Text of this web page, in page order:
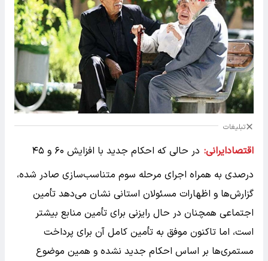
تبلیغات
اقتصادایرانی:
در حالی که احکام جدید با افزایش ۶۰ و ۴۵
درصدی به همراه اجرای مرحله سوم متناسب‌سازی صادر شده،
گزارش‌ها و اظهارات مسئولان استانی نشان می‌دهد تأمین
اجتماعی همچنان در حال رایزنی برای تأمین منابع بیشتر
است، اما تاکنون موفق به تأمین کامل آن برای پرداخت
مستمری‌ها بر اساس احکام جدید نشده و همین موضوع